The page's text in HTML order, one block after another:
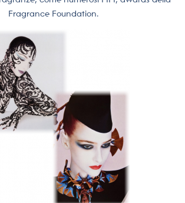
Fragrance Foundation.